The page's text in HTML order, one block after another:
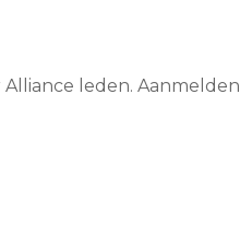
leden. Aanmelden